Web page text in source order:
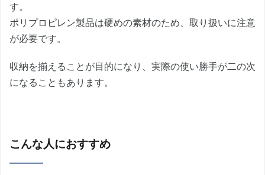
す。
ポリプロピレン製品は硬めの素材のため、取り扱いに注意
が必要です。
収納を揃えることが目的になり、実際の使い勝手が二の次
になることもあります。
こんな人におすすめ